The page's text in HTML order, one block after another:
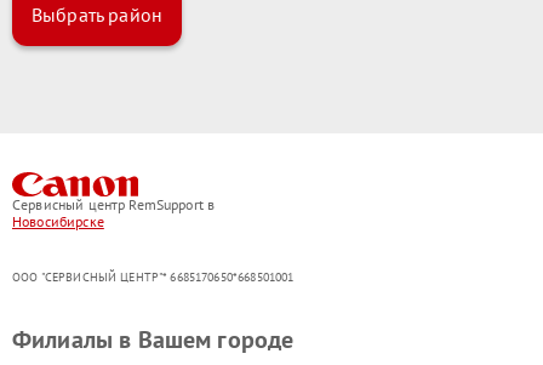
Выбрать район
Сервисный центр RemSupport в
Новосибирске
ООО "СЕРВИСНЫЙ ЦЕНТР"* 6685170650*668501001
Филиалы в Вашем городе